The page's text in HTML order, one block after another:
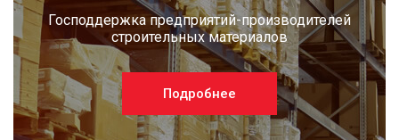
Господдержка предприятий-производителей
строительных материалов
Подробнее